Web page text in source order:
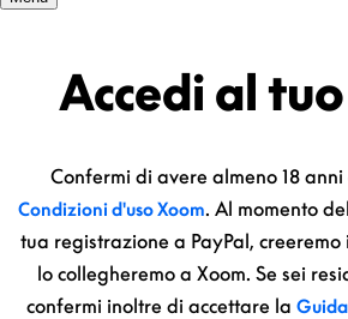
Accedi al
Confermi di avere almeno 18
Condizioni d'uso Xoom. Al momento
tua registrazione a PayPal, creeremo
lo collegheremo a Xoom. Se sei
confermi inoltre di accettare la